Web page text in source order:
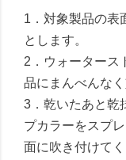
1．対象製品の表
とします。
2．ウォータース
品にまんべんなく
3．乾いたあと乾
プカラーをスプ
面に吹き付けてく